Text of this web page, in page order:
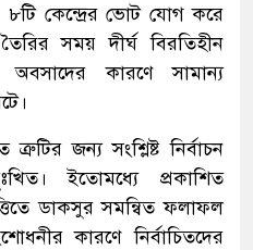
কেন্দ্রের ভোট যোগ করে
সময় দীর্ঘ বিরতিহীন
অবসাদের কারণে সামান্য
জন্য সংশ্লিষ্ট নির্বাচন
ইতোমধ্যে প্রকাশিত
ডাকসুর সমন্বিত ফলাফল
কারণে নির্বাচিতদের